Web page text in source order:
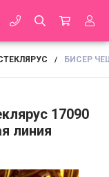
/ БИСЕР
17090
линия